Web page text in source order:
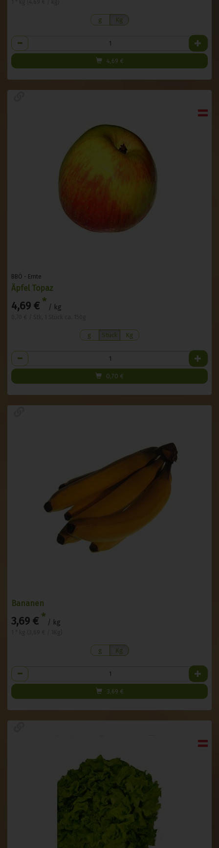
g Kg
Anzahl
4,69 €
BBÖ - Ernte
Äpfel Topaz
4,69 € * / kg
g Stück Kg
Anzahl
0,70 €
Bananen
3,69 € * / kg
g Kg
Anzahl
3,69 €